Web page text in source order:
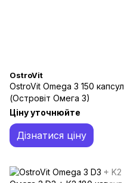
OstroVit
OstroVit Omega 3 150 капсул
(Островіт Омега 3)
Ціну уточнюйте
Дізнатися ціну